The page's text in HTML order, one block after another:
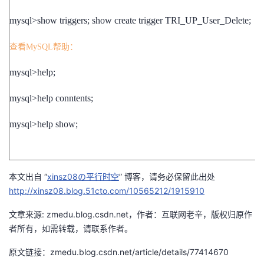
者
堂
的
我
我
技
的
mysql>show triggers; show create trigger TRI_UP_User_Delete;
查看MySQL帮助：
mysql>help;
mysql>help conntents;
mysql>help show;
本文出自 “xinsz08の平行时空” 博客，请务必保留此出处
http://xinsz08.blog.51cto.com/10565212/1915910
文章来源: zmedu.blog.csdn.net，作者：互联网老辛，版权归原作
者所有，如需转载，请联系作者。
原文链接：zmedu.blog.csdn.net/article/details/77414670